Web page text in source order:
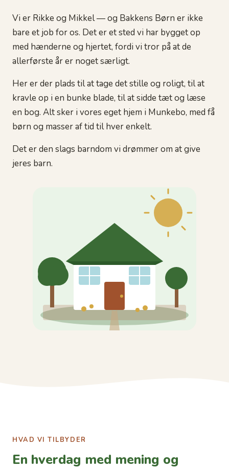
Vi er Rikke og Mikkel — og Bakkens Børn er ikke
bare et job for os. Det er et sted vi har bygget op
med hænderne og hjertet, fordi vi tror på at de
allerførste år er noget særligt.
Her er der plads til at tage det stille og roligt, til at
kravle op i en bunke blade, til at sidde tæt og læse
en bog. Alt sker i vores eget hjem i Munkebo, med få
børn og masser af tid til hver enkelt.
Det er den slags barndom vi drømmer om at give
jeres barn.
HVAD VI TILBYDER
En hverdag med mening og